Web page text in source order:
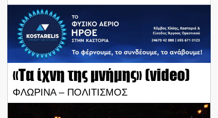
«Τα ίχνη της μνήμης» (video)
ΦΛΩΡΙΝΑ – ΠΟΛΙΤΙΣΜΟΣ